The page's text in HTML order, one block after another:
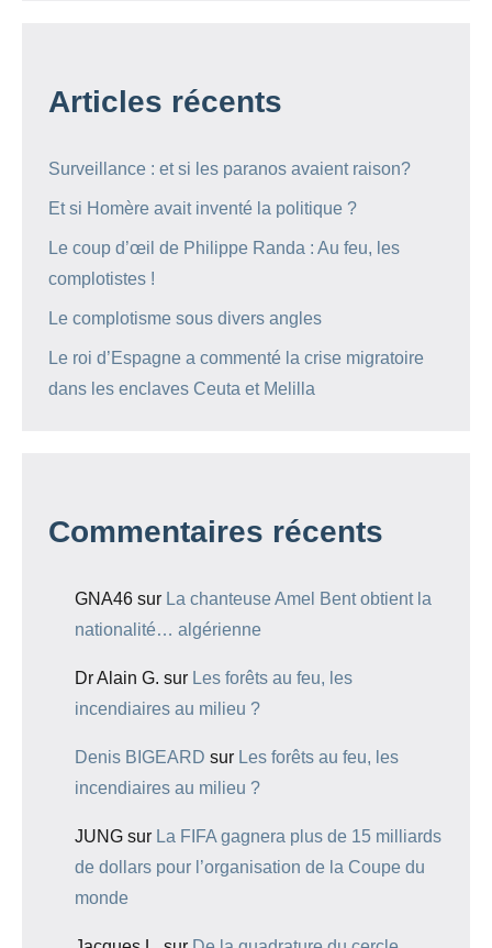
Articles récents
Surveillance : et si les paranos avaient raison?
Et si Homère avait inventé la politique ?
Le coup d’œil de Philippe Randa : Au feu, les
complotistes !
Le complotisme sous divers angles
Le roi d’Espagne a commenté la crise migratoire
dans les enclaves Ceuta et Melilla
Commentaires récents
GNA46 sur La chanteuse Amel Bent obtient la
nationalité… algérienne
Dr Alain G. sur Les forêts au feu, les
incendiaires au milieu ?
Denis BIGEARD sur Les forêts au feu, les
incendiaires au milieu ?
JUNG sur La FIFA gagnera plus de 15 milliards
de dollars pour l’organisation de la Coupe du
monde